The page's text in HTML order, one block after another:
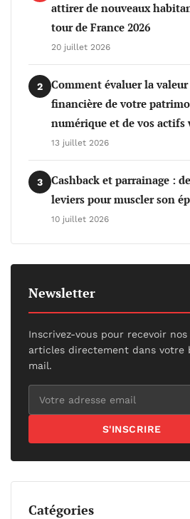
attirer de nouveaux
tour de France 2026
20 juillet 2026
2
Comment évaluer la valeur
financière de votre
numérique et de vos actifs
13 juillet 2026
3
Cashback et parrainage :
leviers pour muscler son
10 juillet 2026
Newsletter
Inscrivez-vous pour recevoir
articles directement dans votre
mail.
S'INSCRIRE
Catégories